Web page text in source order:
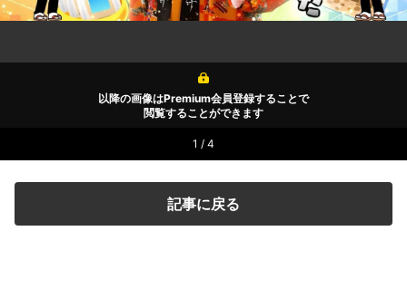
以降の画像はPremium会員登録することで
閲覧することができます
1 / 4
記事に戻る